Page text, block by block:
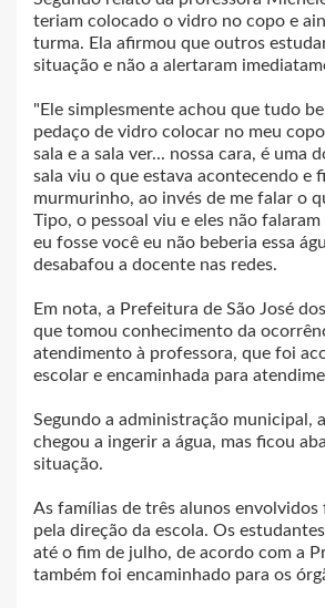
teriam colocado o vidro no copo e
turma. Ela afirmou que outros
situação e não a alertaram
"Ele simplesmente achou que tudo
pedaço de vidro colocar no meu
sala e a sala ver... nossa cara, é uma
sala viu o que estava acontecendo e
murmurinho, ao invés de me falar o
Tipo, o pessoal viu e eles não
eu fosse você eu não beberia essa
desabafou a docente nas redes.
Em nota, a Prefeitura de São José
que tomou conhecimento da
atendimento à professora, que foi
escolar e encaminhada para
Segundo a administração municipal,
chegou a ingerir a água, mas ficou
situação.
As famílias de três alunos envolvidos
pela direção da escola. Os
até o fim de julho, de acordo com a
também foi encaminhado para os